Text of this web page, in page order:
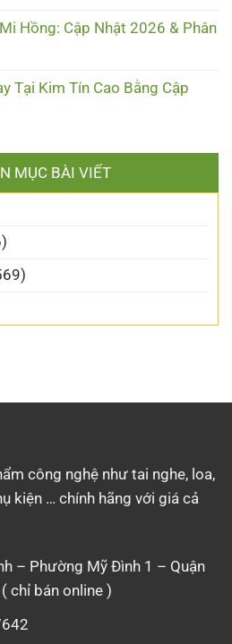
Hồng: Cập Nhật 2026 & Phân
Tại Kim Tín Cao Bằng Cập
MỤC BÀI VIẾT
công nghệ như tai nghe, loa,
kiện … chính hãng với giá cả
– Phường Mỹ Đình 1 – Quận
chỉ bán online )